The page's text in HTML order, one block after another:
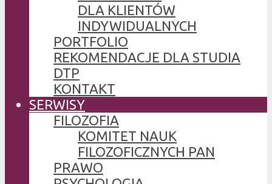
DLA KLIENTÓW
INDYWIDUALNYCH
PORTFOLIO
REKOMENDACJE DLA STUDIA
DTP
KONTAKT
SERWISY
FILOZOFIA
KOMITET NAUK
FILOZOFICZNYCH PAN
PRAWO